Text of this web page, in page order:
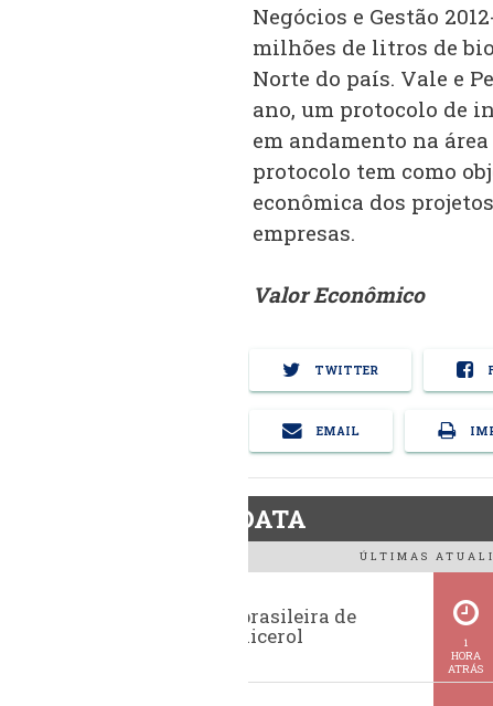
Negócios e Gestão
milhões de litros de
Norte do país. Vale e
ano, um protocolo de
em andamento na
protocolo tem como
econômica dos
empresas.
Valor Econômico
TWITTER
EMAIL
BiodieselDATA
ÚLTIMAS
Exportação brasileira de
glicerina e glicerol
1
HORA
ATRÁS